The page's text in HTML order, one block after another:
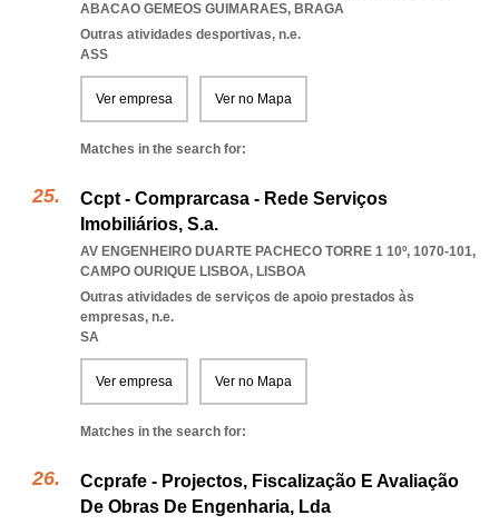
ABACAO GEMEOS GUIMARAES, BRAGA
Outras atividades desportivas, n.e.
ASS
Ver empresa Ver no Mapa
Matches in the search for:
Ccpt - Comprarcasa - Rede Serviços
Imobiliários, S.a.
AV ENGENHEIRO DUARTE PACHECO TORRE 1 10º, 1070-101,
CAMPO OURIQUE LISBOA, LISBOA
Outras atividades de serviços de apoio prestados às
empresas, n.e.
SA
Ver empresa Ver no Mapa
Matches in the search for:
Ccprafe - Projectos, Fiscalização E Avaliação
De Obras De Engenharia, Lda